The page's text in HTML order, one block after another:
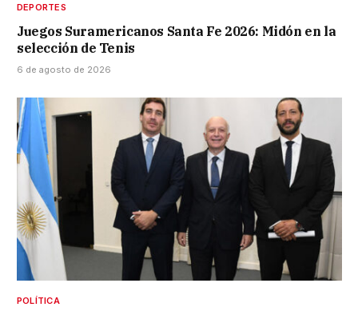
DEPORTES
Juegos Suramericanos Santa Fe 2026: Midón en la
selección de Tenis
6 de agosto de 2026
POLÍTICA